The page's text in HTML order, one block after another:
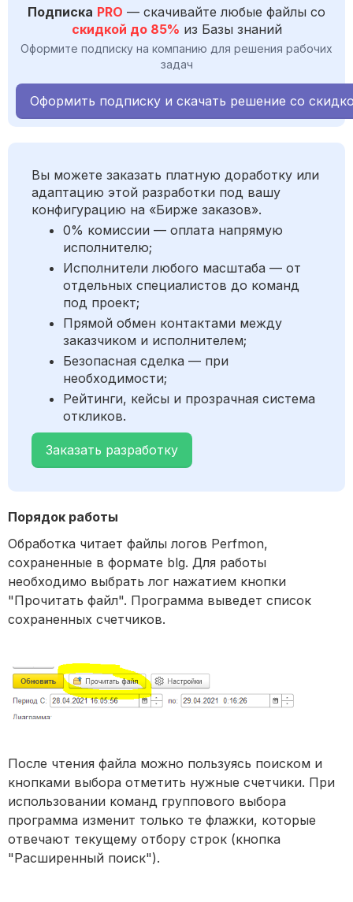
Подписка PRO — скачивайте любые файлы со
скидкой до 85% из Базы знаний
Оформите подписку на компанию для решения рабочих
задач
Оформить подписку и скачать решение со
Вы можете заказать платную доработку или
адаптацию этой разработки под вашу
конфигурацию на «Бирже заказов».
0% комиссии — оплата напрямую
исполнителю;
Исполнители любого масштаба — от
отдельных специалистов до команд
под проект;
Прямой обмен контактами между
заказчиком и исполнителем;
Безопасная сделка — при
необходимости;
Рейтинги, кейсы и прозрачная система
откликов.
Заказать разработку
Порядок работы
Обработка читает файлы логов Perfmon,
сохраненные в формате blg. Для работы
необходимо выбрать лог нажатием кнопки
"Прочитать файл". Программа выведет список
сохраненных счетчиков.
После чтения файла можно пользуясь поиском и
кнопками выбора отметить нужные счетчики. При
использовании команд группового выбора
программа изменит только те флажки, которые
отвечают текущему отбору строк (кнопка
"Расширенный поиск").